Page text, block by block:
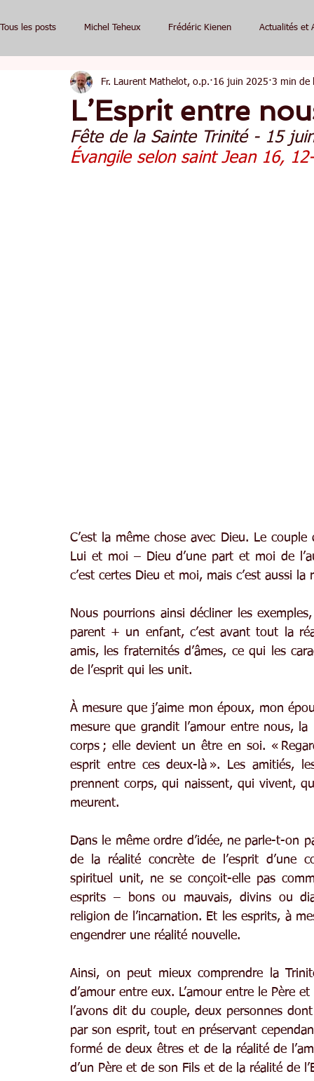
Tous les posts Michel Teheux Frédéric Kienen Actualités et
L’Esprit entre
Fr. Laurent Mathelot, o.p. 16 juin 2025 3 min de
Fête de la Sainte Trinité - 15
Évangile selon saint Jean 16,
C’est la même chose avec Dieu. Le
Lui et moi – Dieu d’une part et moi de
c’est certes Dieu et moi, mais c’est aussi la
Nous pourrions ainsi décliner les
parent + un enfant, c’est avant tout la
amis, les fraternités d’âmes, ce qui les
de l’esprit qui les unit.
À mesure que j’aime mon époux, mon
mesure que grandit l’amour entre nous,
corps ; elle devient un être en soi. «
esprit entre ces deux-là ». Les amitiés,
prennent corps, qui naissent, qui vivent,
meurent.
Dans le même ordre d’idée, ne parle-t-on
de la réalité concrète de l’esprit d’une
spirituel unit, ne se conçoit-elle pas
esprits – bons ou mauvais, divins ou
religion de l’incarnation. Et les esprits, à
engendrer une réalité nouvelle.
Ainsi, on peut mieux comprendre la
d’amour entre eux. L’amour entre le Père
l’avons dit du couple, deux personnes
par son esprit, tout en préservant
formé de deux êtres et de la réalité de
d’un Père et de son Fils et de la réalité de